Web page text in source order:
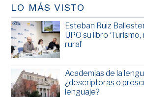
LO MÁS VISTO
Esteban Ruiz
UPO su libro
rural’
Academias de la
¿descriptoras o
lenguaje?